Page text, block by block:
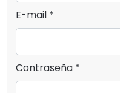
E-mail *
Contraseña *